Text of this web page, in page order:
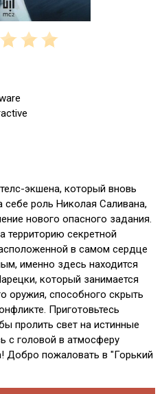
экшена, который вновь
себе роль Николая Саливана,
нового опасного задания.
территорию секретной
в самом сердце
именно здесь находится
который занимается
оружия, способного скрыть
Приготовьтесь
пролить свет на истинные
с головой в атмосферу
Добро пожаловать в "Горький